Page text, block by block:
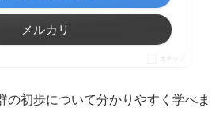
メルカリ
ポチップ
の初歩について分かりやすく学べま